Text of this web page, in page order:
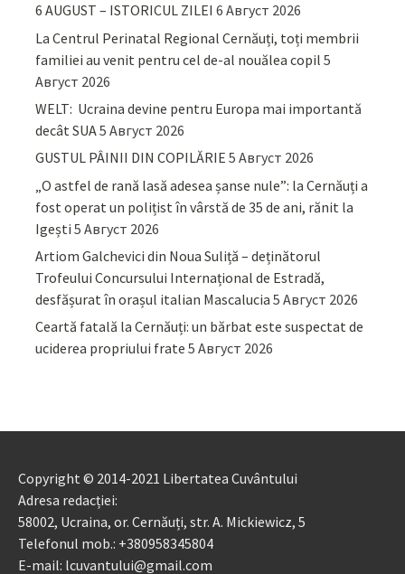
6 AUGUST – ISTORICUL ZILEI 6 Август 2026
La Centrul Perinatal Regional Cernăuți, toți membrii
familiei au venit pentru cel de-al nouălea copil 5
Август 2026
WELT: Ucraina devine pentru Europa mai importantă
decât SUA5 Август 2026
GUSTUL PÂINII DIN COPILĂRIE 5 Август 2026
„O astfel de rană lasă adesea șanse nule”: la Cernăuți a
fost operat un polițist în vârstă de 35 de ani, rănit la
Igești 5 Август 2026
Artiom Galchevici din Noua Suliță – deținătorul
Trofeului Concursului Internațional de Estradă,
desfășurat în orașul italian Mascalucia 5 Август 2026
Ceartă fatală la Cernăuți: un bărbat este suspectat de
uciderea propriului frate 5 Август 2026
Copyright © 2014-2021 Libertatea Cuvântului
Adresa redacției:
58002, Ucraina, or. Cernăuți, str. A. Mickiewicz, 5
Telefonul mob.: +380958345804
E-mail: lcuvantului@gmail.com